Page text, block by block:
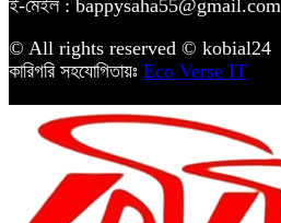
ই-মেইল : bappysaha55@gmail.com
© All rights reserved © kobial24
কারিগরি সহযোগিতায়ঃ Eco Verse IT